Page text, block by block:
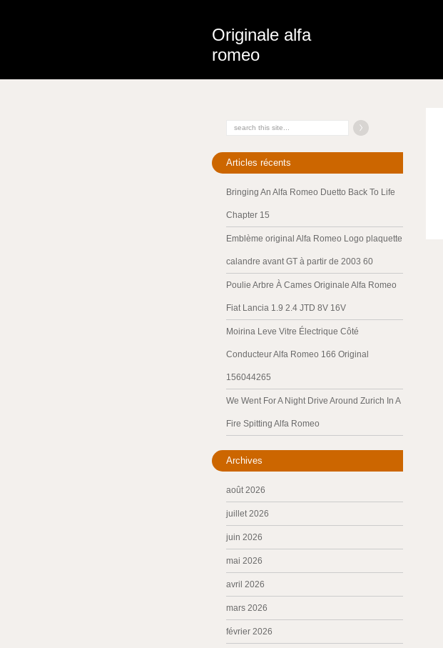
Originale alfa
romeo
Articles récents
Bringing An Alfa Romeo Duetto Back To Life
Chapter 15
Emblème original Alfa Romeo Logo plaquette
calandre avant GT à partir de 2003 60
Poulie Arbre À Cames Originale Alfa Romeo
Fiat Lancia 1.9 2.4 JTD 8V 16V
Moirina Leve Vitre Électrique Côté
Conducteur Alfa Romeo 166 Original
156044265
We Went For A Night Drive Around Zurich In A
Fire Spitting Alfa Romeo
Archives
août 2026
juillet 2026
juin 2026
mai 2026
avril 2026
mars 2026
février 2026